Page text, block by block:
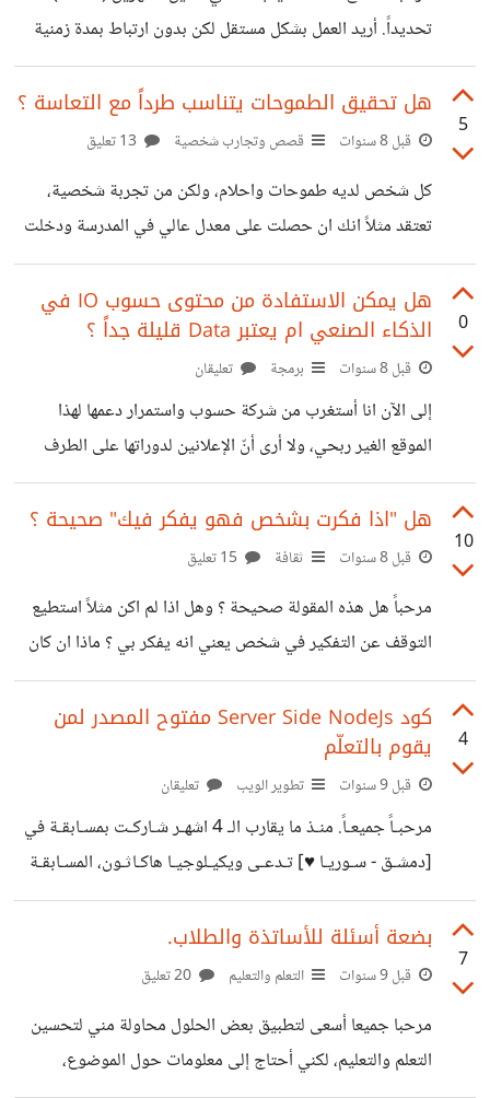
خاص بأحد الفيديوهات التي نشرها مؤخراً وفي وقت سابق
"worst hello world ever". على العموم اتمنى من من لديه
الوقت، ان
تحديداً. أريد العمل بشكل مستقل لكن بدون ارتباط بمدة زمنية
(اي لا استطيع استلام مشروع له المدة كذا للتسليم). فكرت في
كتابة مقالات برمجة للاكاديمية لكن يبدو ان هذه الطريقة لم تعد
موجودة. او مثلاً تعريب قوالب ووردبرس مقابل بعض الدولارات
من أفكار لاعمال اخرى ؟
5
هل تحقيق الطموحات يتناسب طرداً مع التعاسة ؟
قبل 8 سنوات قصص وتجارب شخصية
كل شخص لديه طموحات واحلام، ولكن من تجربة شخصية،
تعتقد مثلاً انك ان حصلت على معدل عالي في المدرسة ودخلت
الفرع الذي تريد ستكون سعيداً، لكن بعد دخوله تصبح الحياة
عادية جداً بالنسبة لك. كنت اتمنى ان احصل على وظيفة، لدي
الآن اثنتان والحمد لله بدل الواحدة !، لكن لا يوجد سعادة. كنت
اتمنى ان استقل عن والد مادياً والآن انا مستقل عنه ولدي ما
يكفيني ويزيد من راتبي، لكن اين السعادة ؟ أرى أني احياناً (أو
غالباً) أصل الى
0
هل يمكن الاستفادة من محتوى حسوب IO في
الذكاء الصنعي ام يعتبر Data قليلة جداً ؟
قبل 8 سنوات برمجة تعليقان
إلى الآن انا أستغرب من شركة حسوب واستمرار دعمها لهذا
الموقع الغير ربحي، ولا أرى أنّ الإعلانين لدوراتها على الطرف
الأيسر ذوا شأن عظيم ! أتساءل دائماً هل يخطط الآغا للاستفادة
من المحتوى لتعليم روبوت معين أم أنّ المحتوى صغير جداً ولو
حتى على المدى الطويل ؟
[@alagha]‍ [@mustafaihssan]‍
[@Kinda_Altarbouch]‍
10
هل "اذا فكرت بشخص فهو يفكر فيك" صحيحة ؟
قبل 8 سنوات ثقافة
مرحباً هل هذه المقولة صحيحة ؟ وهل اذا لم اكن مثلاً استطيع
التوقف عن التفكير في شخص يعني انه يفكر بي ؟ ماذا ان كان
في احلامي ؟ البارحة حلمت بصديق لي، وفجأة راسلني على
الفيسبوك وقال لي انه كان يحلم بي مما دعاني للشك في هذه
العبارة التي لم اكن اصدقها ! لكن هل هي تمتلك نسبة صحة ؟
4
كود Server Side NodeJs مفتوح المصدر لمن
يقوم بالتعلّم
قبل 9 سنوات تطوير الويب تعليقان
مرحبـاً جميعـاً. منـذ ما يقارب الـ 4 اشهـر شـاركـت بمسـابقـة في
[دمشـق - سـوريـا ♥] تـدعـى ويكيـلوجيـا هاكـاثـون، المسـابقـة
كانـت لمـن ليـس لديـه اي خبـرة سـابقـة في بنـاء مشاريـع
حـقيقيـة، بعـد شهـريـن من تـدريـب المشـتـركـيـن وشهـر لبنـاء
مشـروعهـم هـذا ما قمـت ببنـاءه. ---- *ليكتور* هو نظـام ادارة
اجزاء، يبحـث في القصـص، يعجـب او يعلـق على احد الاجـزاء،
ويصنـف القصـص في قـوائـم ينشـئها بـنـفـسـه. ----- لَستُ بعالمٍ
7
بضعة أسئلة للأساتذة والطلاب.
قبل 9 سنوات التعلم والتعليم
مرحبا جميعا أسعى لتطبيق بعض الحلول محاولة مني لتحسين
التعلم والتعليم، لكني أحتاج إلى معلومات حول الموضوع،